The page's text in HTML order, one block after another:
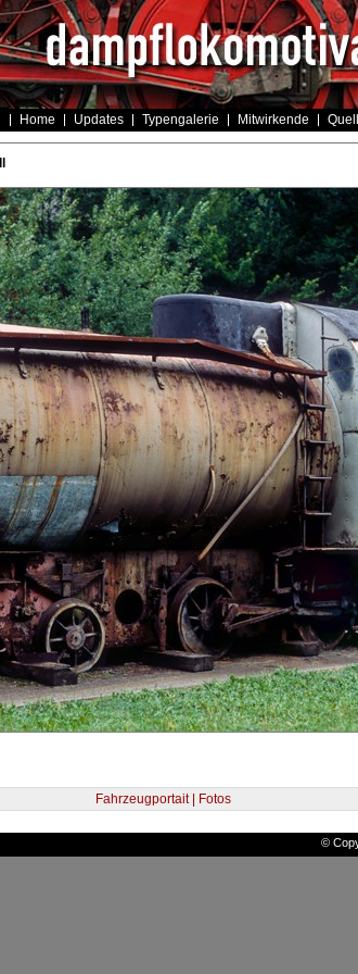
Home Updates Typengalerie Mitwirkende
Fahrzeugportait | Fotos
©